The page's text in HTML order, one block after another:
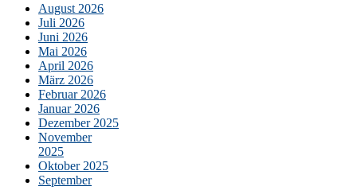
August 2026
Juli 2026
Juni 2026
Mai 2026
April 2026
März 2026
Februar 2026
Januar 2026
Dezember 2025
November
2025
Oktober 2025
September